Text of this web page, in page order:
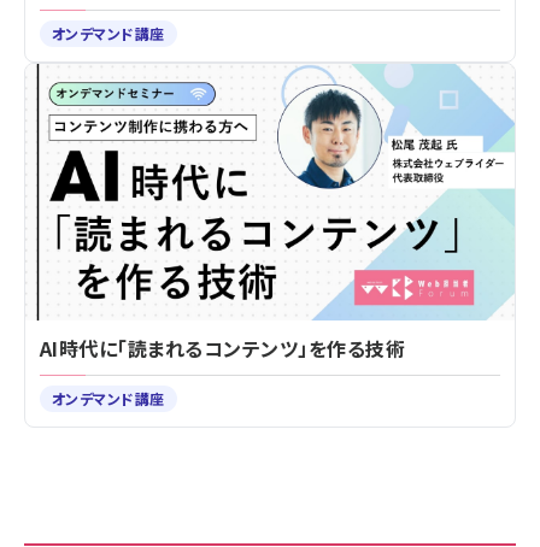
オンデマンド講座
AI時代に「読まれるコンテンツ」を作る技術
オンデマンド講座